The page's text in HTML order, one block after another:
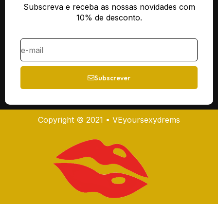
Subscreva e receba as nossas novidades com
10% de desconto.
Subscrever
Copyright © 2021 • VEyoursexydrems